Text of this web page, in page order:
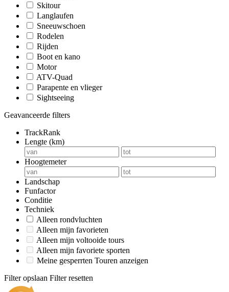
Skitour
Langlaufen
Sneeuwschoen
Rodelen
Rijden
Boot en kano
Motor
ATV-Quad
Parapente en vlieger
Sightseeing
Geavanceerde filters
TrackRank
Lengte (km)
Hoogtemeter
Landschap
Funfactor
Conditie
Techniek
Alleen rondvluchten
Alleen mijn favorieten
Alleen mijn voltooide tours
Alleen mijn favoriete sporten
Meine gesperrten Touren anzeigen
Filter opslaan Filter resetten